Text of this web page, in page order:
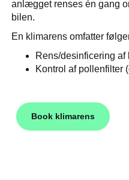
anlægget renses én gang
bilen.
En klimarens omfatter
Rens/desinficering
Kontrol af pollenfilter
Book klimarens